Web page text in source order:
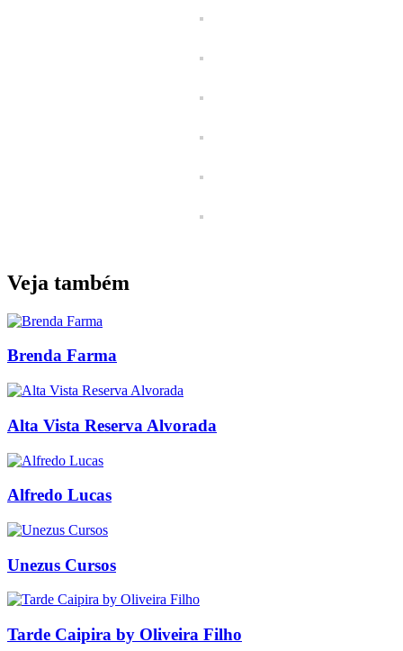
Veja também
Brenda Farma
Alta Vista Reserva Alvorada
Alfredo Lucas
Unezus Cursos
Tarde Caipira by Oliveira Filho